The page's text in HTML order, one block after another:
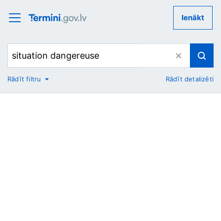
Ienākt
No
Rādīt filtru Rādīt detalizēti